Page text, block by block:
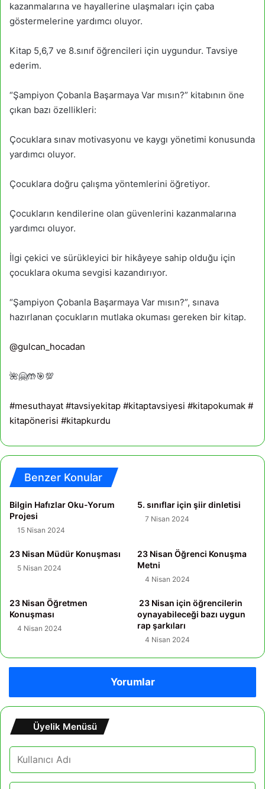
kazanmalarına ve hayallerine ulaşmaları için çaba
göstermelerine yardımcı oluyor.
Kitap 5,6,7 ve 8.sınıf öğrencileri için uygundur. Tavsiye
ederim.
“Şampiyon Çobanla Başarmaya Var mısın?” kitabının öne
çıkan bazı özellikleri:
Çocuklara sınav motivasyonu ve kaygı yönetimi konusunda
yardımcı oluyor.
Çocuklara doğru çalışma yöntemlerini öğretiyor.
Çocukların kendilerine olan güvenlerini kazanmalarına
yardımcı oluyor.
İlgi çekici ve sürükleyici bir hikâyeye sahip olduğu için
çocuklara okuma sevgisi kazandırıyor.
“Şampiyon Çobanla Başarmaya Var mısın?”, sınava
hazırlanan çocukların mutlaka okuması gereken bir kitap.
@gulcan_hocadan
🌺🤗🤲🎯💯
#mesuthayat #tavsiyekitap #kitaptavsiyesi #kitapokumak #
kitapönerisi #kitapkurdu
Benzer Konular
Bilgin Hafızlar Oku-Yorum
Projesi
15 Nisan 2024
5. sınıflar için şiir dinletisi
7 Nisan 2024
23 Nisan Müdür Konuşması
5 Nisan 2024
23 Nisan Öğrenci Konuşma
Metni
4 Nisan 2024
23 Nisan Öğretmen
Konuşması
4 Nisan 2024
23 Nisan için öğrencilerin
oynayabileceği bazı uygun
rap şarkıları
4 Nisan 2024
Yorumlar
Üyelik Menüsü